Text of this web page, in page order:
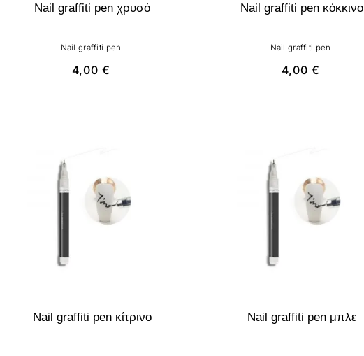
Nail graffiti pen χρυσό
Nail graffiti pen
4,00 €
Nail graffiti pen κόκκινο
Nail graffiti pen
4,00 €
Nail graffiti pen κίτρινο Nail graffiti pen μπλε